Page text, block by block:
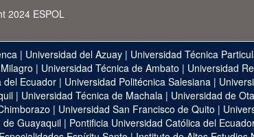
2024 ESPOL
| Universidad del Azuay | Universidad Técnica
| Universidad Técnica de Ambato | Universidad
del Ecuador| Universidad Politécnica Salesiana|
| Universidad Técnica de Machala | Universidad de
| Universidad San Francisco de Quito |
de Guayaquil | Pontificia Universidad Católica del